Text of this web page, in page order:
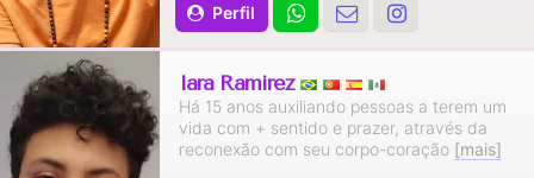
Perfil
Iara Ramirez
Há 15 anos auxiliando pessoas a terem um
vida com + sentido e prazer, através da
reconexão com seu corpo-coração [mais]